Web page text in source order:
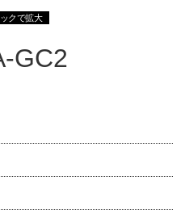
クで拡大
GC2